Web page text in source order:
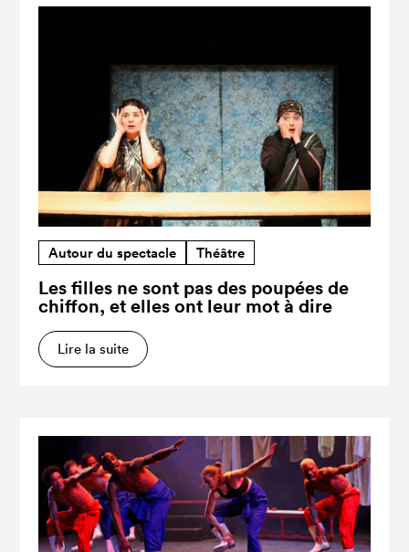
Autour du spectacle Théâtre
Les filles ne sont pas des poupées de
chiffon, et elles ont leur mot à dire
Lire la suite